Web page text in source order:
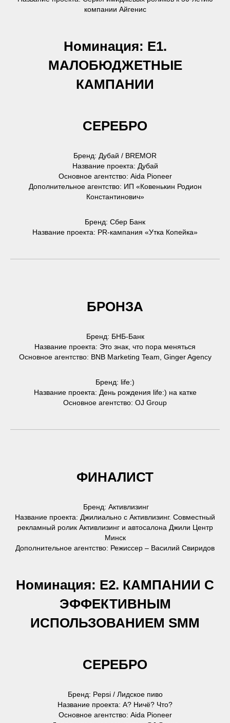
компании Айгенис
Номинация: Е1.
МАЛОБЮДЖЕТНЫЕ
КАМПАНИИ
СЕРЕБРО
Бренд: Дубай / BREMOR
Название проекта: Дубай
Основное агентство: Aida Pioneer
Дополнительное агентство: ИП «Ковенькин Родион
Константинович»
Бренд: Сбер Банк
Название проекта: PR-кампания «Утка Копейка»
БРОНЗА
Бренд: БНБ-Банк
Название проекта: Это знак, что пора меняться
Основное агентство: BNB Marketing Team, Ginger Agency
Бренд: life:)
Название проекта: День рождения life:) на катке
Основное агентство: OJ Group
ФИНАЛИСТ
Бренд: Активлизинг
Название проекта: Джилиально с Активлизинг. Совместный
рекламный ролик Активлизинг и автосалона Джили Центр
Минск
Дополнительное агентство: Режиссер – Василий Свиридов
Номинация: Е2. КАМПАНИИ С
ЭФФЕКТИВНЫМ
ИСПОЛЬЗОВАНИЕМ SMM
СЕРЕБРО
Бренд: Pepsi / Лидское пиво
Название проекта: А? Ничё? Что?
Основное агентство: Aida Pioneer